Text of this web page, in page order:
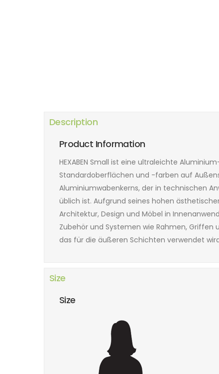
Description
Product Information
HEXABEN Small ist eine ultraleichte
Standardoberflächen und -farben auf
Aluminiumwabenkerns, der in technischen
üblich ist. Aufgrund seines hohen
Architektur, Design und Möbel in
Zubehör und Systemen wie Rahmen, Griffen
das für die äußeren Schichten verwendet
Size
Size